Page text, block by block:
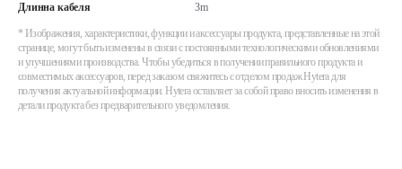
Длинна кабеля 3m
* Изображения, характеристики, функции и аксессуары продукта, представленные на этой
странице, могут быть изменены в связи с постоянными технологическими обновлениями
и улучшениями производства. Чтобы убедиться в получении правильного продукта и
совместимых аксессуаров, перед заказом свяжитесь с отделом продаж Hytera для
получения актуальной информации. Hytera оставляет за собой право вносить изменения в
детали продукта без предварительного уведомления.